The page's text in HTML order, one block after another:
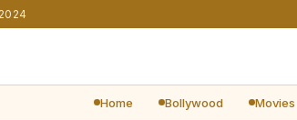
Home Bollywood Movies